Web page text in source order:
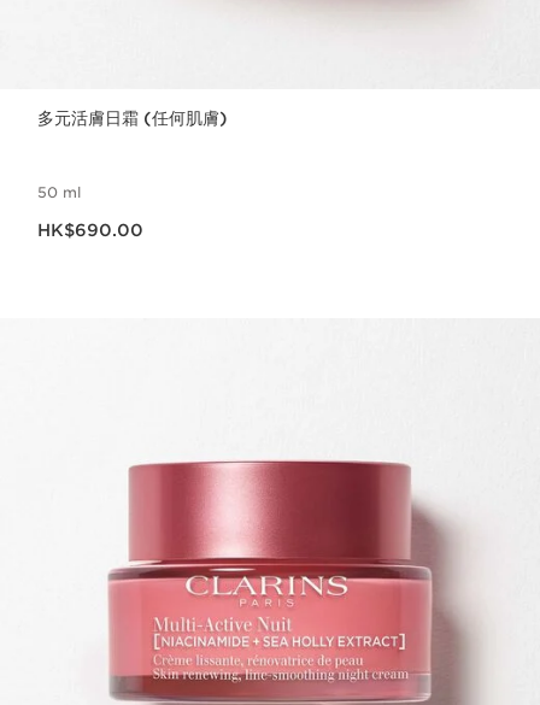
多元活膚日霜 (任何肌膚)
50 ml
HK$690.00